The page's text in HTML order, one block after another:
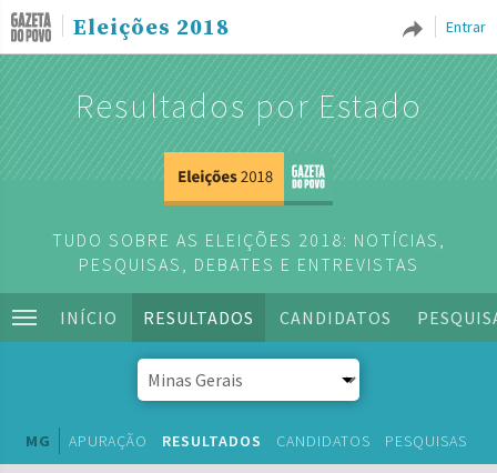
Entrar
Eleições 2018
Resultados por Estado
TUDO SOBRE AS ELEIÇÕES 2018: NOTÍCIAS,
PESQUISAS, DEBATES E ENTREVISTAS
INÍCIO RESULTADOS CANDIDATOS
MG APURAÇÃO RESULTADOS CANDIDATOS PESQUISAS